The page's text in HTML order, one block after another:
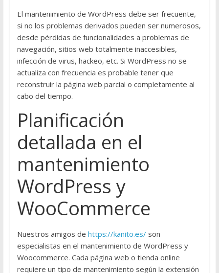
El mantenimiento de WordPress debe ser frecuente,
si no los problemas derivados pueden ser numerosos,
desde pérdidas de funcionalidades a problemas de
navegación, sitios web totalmente inaccesibles,
infección de virus, hackeo, etc. Si WordPress no se
actualiza con frecuencia es probable tener que
reconstruir la página web parcial o completamente al
cabo del tiempo.
Planificación
detallada en el
mantenimiento
WordPress y
WooCommerce
Nuestros amigos de https://kanito.es/son
especialistas en el mantenimiento de WordPress y
Woocommerce. Cada página web o tienda online
requiere un tipo de mantenimiento según la extensión